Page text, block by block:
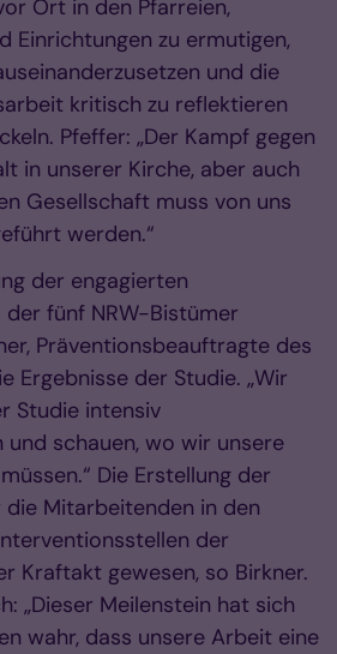
Ort in den Pfarreien,
Einrichtungen zu ermutigen,
und die
kritisch zu reflektieren
Pfeffer: „Der Kampf gegen
in unserer Kirche, aber auch
Gesellschaft muss von uns
werden.“
der engagierten
fünf NRW-Bistümer
Präventionsbeauftragte des
Ergebnisse der Studie. „Wir
Studie intensiv
und schauen, wo wir unsere
Die Erstellung der
Mitarbeitenden in den
der
Kraftakt gewesen, so Birkner.
„Dieser Meilenstein hat sich
wahr, dass unsere Arbeit eine